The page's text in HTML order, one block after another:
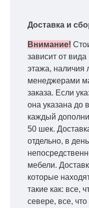
Доставка и
Внимание!
зависит от
этажа, наличия
менеджерами
заказа. Если
она указана до
каждый
50 шек.
отдельно, в
мебели.
которые
такие как: все,
севере, все,